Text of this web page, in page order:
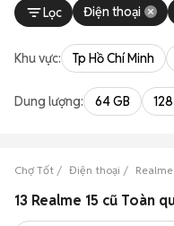
Lọc Điện thoại
Khu vực: Tp Hồ Chí Minh
Dung lượng: 64 GB
Chợ Tốt Điện thoại Realme
13 Realme 15 cũ Toàn